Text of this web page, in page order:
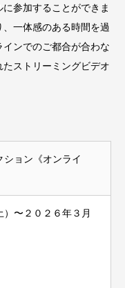
参加することができま
一体感のある時間を過
ンでのご都合が合わな
ストリーミングビデオ
ョン《オンライ
〜２０２６年３月